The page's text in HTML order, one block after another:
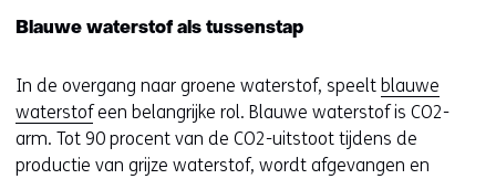
e
t
i
n
n
Blauwe waterstof als tussenstap
In de overgang naar groene waterstof, speelt blauwe
waterstofeen belangrijke rol. Blauwe waterstof is CO2-
arm. Tot 90 procent van de CO2-uitstoot tijdens de
productie van grijze waterstof, wordt afgevangen en